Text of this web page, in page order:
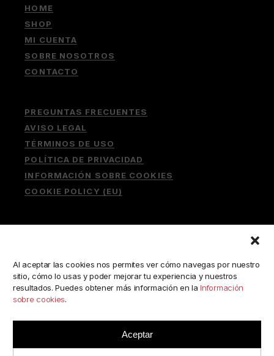
Al aceptar las cookies nos permites ver cómo navegas por nuestro
sitio, cómo lo usas y poder mejorar tu experiencia y nuestros
resultados. Puedes obtener más información en la Información
sobre cookies.
Aceptar
HOME
SHOP
MI CUENTA
SOBRE NOSOTROS
CONTACTO
PREGUNTAS FRECUENTES
AVISO LEGAL
TÉRMINOS DE USO
POLÍTICA DE PRIVACIDAD
INFORMACIÓN SOBRE COOKIES
COOKIE POLICY (EU)
Buscar: